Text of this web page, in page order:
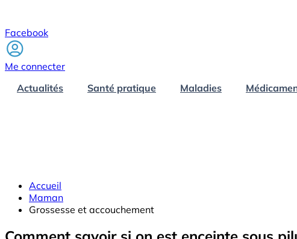
Facebook
Me connecter
Actualités
Santé pratique Maladies
Accueil
Maman
Grossesse et accouchement